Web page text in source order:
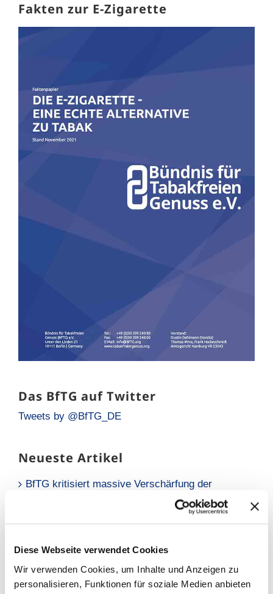
Diese Webseite verwendet Cookies
Wir verwenden Cookies, um Inhalte und Anzeigen zu
personalisieren, Funktionen für soziale Medien anbieten
Fakten zur E-Zigarette
Das BfTG auf Twitter
Tweets by @BfTG_DE
Neueste Artikel
BfTG kritisiert massive Verschärfung der
Liquidsteuer: Gesundheitspolitisch falsches
Raucher vom Umstieg ab
BfTG zum Referentenentwurf des
Tabaksteuergesetzes: Moderate Erhöhung löst